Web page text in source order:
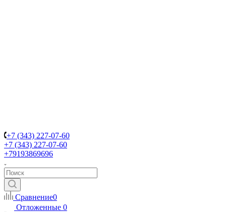
+7 (343) 227-07-60
+7 (343) 227-07-60
+79193869696
Сравнение0
Отложенные 0